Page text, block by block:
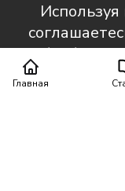
Главная
обработки